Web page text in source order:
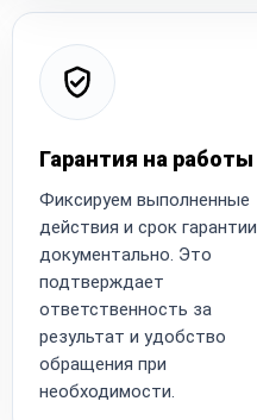
Гарантия на работы
Фиксируем выполненные
действия и срок гарантии
документально. Это
подтверждает
ответственность за
результат и удобство
обращения при
необходимости.